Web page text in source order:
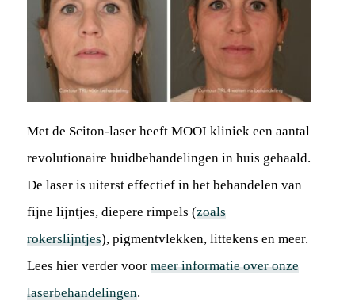
Met de Sciton-laser heeft MOOI kliniek een aantal
revolutionaire huidbehandelingen in huis gehaald.
De laser is uiterst effectief in het behandelen van
fijne lijntjes, diepere rimpels (zoals
rokerslijntjes), pigmentvlekken, littekens en meer.
Lees hier verder voor meer informatie over onze
laserbehandelingen.